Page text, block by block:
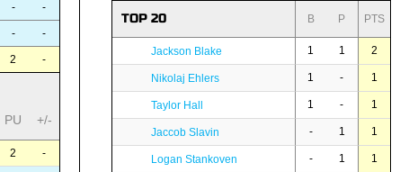
- -
- -
2 -
PU +/-
2 -
TOP 20 B P PTS
Jackson Blake 1 1 2
Nikolaj Ehlers 1 - 1
Taylor Hall 1 - 1
Jaccob Slavin - 1 1
Logan Stankoven - 1 1